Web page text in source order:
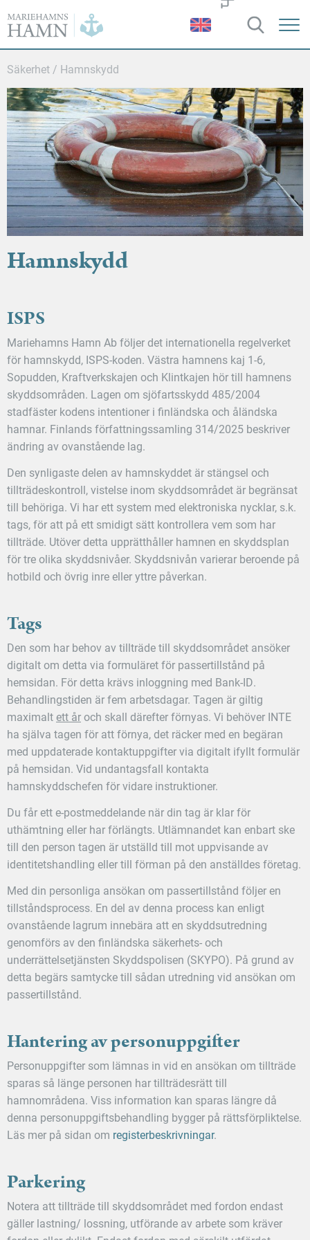
hamn
Säkerhet / Hamnskydd
Hamnskydd
ISPS
Mariehamns Hamn Ab följer det internationella regelverket
för hamnskydd, ISPS-koden. Västra hamnens kaj 1-6,
Sopudden, Kraftverkskajen och Klintkajen hör till hamnens
skyddsområden. Lagen om sjöfartsskydd 485/2004
stadfäster kodens intentioner i finländska och åländska
hamnar. Finlands författningssamling 314/2025 beskriver
ändring av ovanstående lag.
Den synligaste delen av hamnskyddet är stängsel och
tillträdeskontroll, vistelse inom skyddsområdet är begränsat
till behöriga. Vi har ett system med elektroniska nycklar, s.k.
tags, för att på ett smidigt sätt kontrollera vem som har
tillträde. Utöver detta upprätthåller hamnen en skyddsplan
för tre olika skyddsnivåer. Skyddsnivån varierar beroende på
hotbild och övrig inre eller yttre påverkan.
Tags
Den som har behov av tillträde till skyddsområdet ansöker
digitalt om detta via formuläret för passertillstånd på
hemsidan. För detta krävs inloggning med Bank-ID.
Behandlingstiden är fem arbetsdagar. Tagen är giltig
maximaltett åroch skall därefter förnyas. Vi behöver INTE
ha själva tagen för att förnya, det räcker med en begäran
med uppdaterade kontaktuppgifter via digitalt ifyllt formulär
på hemsidan. Vid undantagsfall kontakta
hamnskyddschefen för vidare instruktioner.
Du får ett e-postmeddelande när din tag är klar för
uthämtning eller har förlängts. Utlämnandet kan enbart ske
till den person tagen är utställd till mot uppvisande av
identitetshandling eller till förman på den anställdes företag.
Med din personliga ansökan om passertillstånd följer en
tillståndsprocess. En del av denna process kan enligt
ovanstående lagrum innebära att en skyddsutredning
genomförs av den finländska säkerhets- och
underrättelsetjänsten Skyddspolisen (SKYPO). På grund av
detta begärs samtycke till sådan utredning vid ansökan om
passertillstånd.
Hantering av personuppgifter
Personuppgifter som lämnas in vid en ansökan om tillträde
sparas så länge personen har tillträdesrätt till
hamnområdena. Viss information kan sparas längre då
denna personuppgiftsbehandling bygger på rättsförpliktelse.
Läs mer på sidan om registerbeskrivningar.
Parkering
Notera att tillträde till skyddsområdet med fordon endast
gäller lastning/ lossning, utförande av arbete som kräver